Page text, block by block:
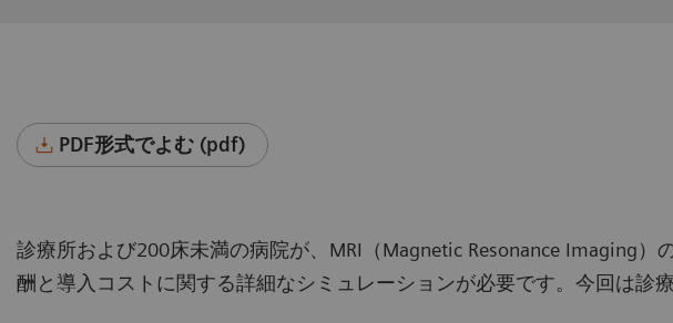
PDF形式でよむ (pdf)
診療所および200床未満の病院が、MRI（Magnetic Resonance Imaging）
酬と導入コストに関する詳細なシミュレーションが必要です。今回は診